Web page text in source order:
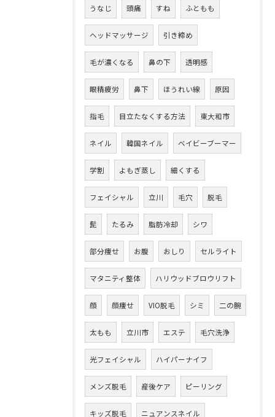
うなじ 頭痛 すね ふともも
ヘッドマッサージ 引き締め
毛が濃くなる 鼻の下 透明感
眼精疲労 鼻下 ほうれい線 原因
指毛 目立たなくする方法 東大和市
ネイル 韓国ネイル ベイビーブーマー
学割 よもぎ蒸し 細くする
フェイシャル 立川 毛穴 脱毛
髭 たるみ 脂肪冷却 シワ
部分痩せ お腹 おしり セルライト
マタニティ整体 ハリウッドブロウリフト
顔 顔痩せ VIO脱毛 シミ 二の腕
太もも 立川市 エステ 毛穴洗浄
光フェイシャル ハイパーナイフ
メンズ脱毛 産後ケア ピーリング
キッズ脱毛 ニュアンスネイル